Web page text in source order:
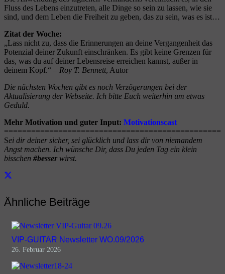
Fluss des Lebens einzutreten, alle Dinge so sein zu lassen, wie sie
sind, und dem Leben die Freiheit zu geben, das zu sein, was es ist…
Zitat der Woche:
„Lass nicht zu, dass die Erinnerungen an deine Vergangenheit das
Potenzial deiner Zukunft einschränken. Es gibt keine Grenzen für
das, was du auf deiner Lebensreise erreichen kannst, außer in
deinem Kopf.“ – Roy T. Bennett, Autor
Die nächsten Wochen gibt es noch Verzögerungen bei der
Aktualisierung der Webseite. Ich bitte Euch weiterhin um etwas
Geduld.
Mehr Motivation und guter Input: Motivationscast
============================
Sei dir deiner sicher, sei glücklich und lass dir von niemandem
Angst machen. Ich wünsche Dir, dass Du jeden Tag ein klein
bisschen #besser wirst.
Ähnliche Beiträge
VIP-GUITAR Newsletter WO.09/2026
26. Februar 2026